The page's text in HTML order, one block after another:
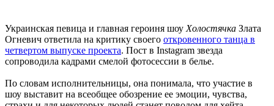
Украинская певица и главная героиня шоу Холостячка Злата
Огневич ответила на критику своего откровенного танца в
четвертом выпуске проекта. Пост в Instagram звезда
сопроводила кадрами смелой фотосессии в белье.
По словам исполнительницы, она понимала, что участие в
шоу выставит на всеобщее обозрение ее эмоции, чувства,